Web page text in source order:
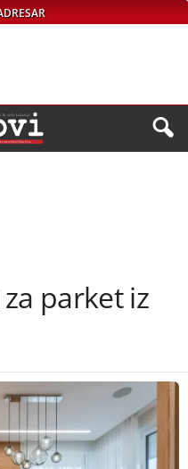
parket iz